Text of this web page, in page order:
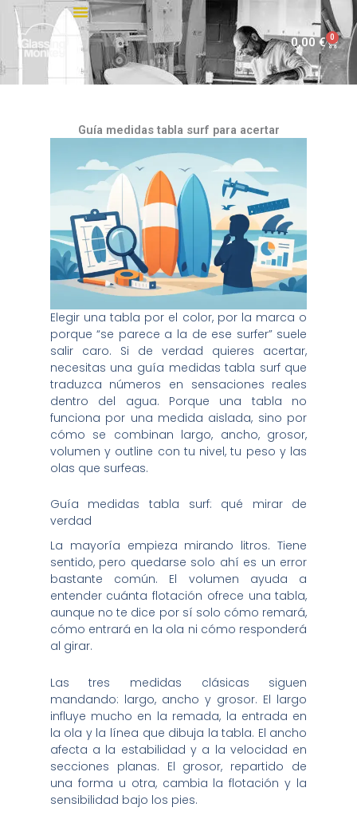
contenido
0,00€ 0
Guía medidas tabla surf para acertar
Elegir una tabla por el color, por la marca o
porque “se parece a la de ese surfer” suele
salir caro. Si de verdad quieres acertar,
necesitas una guía medidas tabla surf que
traduzca números en sensaciones reales
dentro del agua. Porque una tabla no
funciona por una medida aislada, sino por
cómo se combinan largo, ancho, grosor,
volumen y outline con tu nivel, tu peso y las
olas que surfeas.
Guía medidas tabla surf: qué mirar de
verdad
La mayoría empieza mirando litros. Tiene
sentido, pero quedarse solo ahí es un error
bastante común. El volumen ayuda a
entender cuánta flotación ofrece una tabla,
aunque no te dice por sí solo cómo remará,
cómo entrará en la ola ni cómo responderá
al girar.
Las tres medidas clásicas siguen
mandando: largo, ancho y grosor. El largo
influye mucho en la remada, la entrada en
la ola y la línea que dibuja la tabla. El ancho
afecta a la estabilidad y a la velocidad en
secciones planas. El grosor, repartido de
una forma u otra, cambia la flotación y la
sensibilidad bajo los pies.